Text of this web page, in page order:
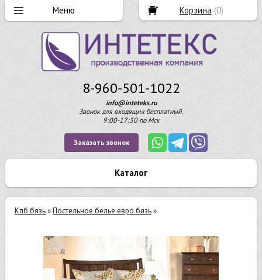
8-960-501-1022
info@inteteks.ru
Звонок для входящих бесплатный.
9:00-17:30 по Мск
Заказать звонок
Каталог
Кпб бязь»Постельное белье евро бязь»
Корзина(0)